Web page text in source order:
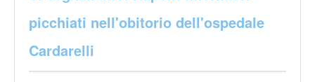
picchiati nell'obitorio dell'ospedale
Cardarelli